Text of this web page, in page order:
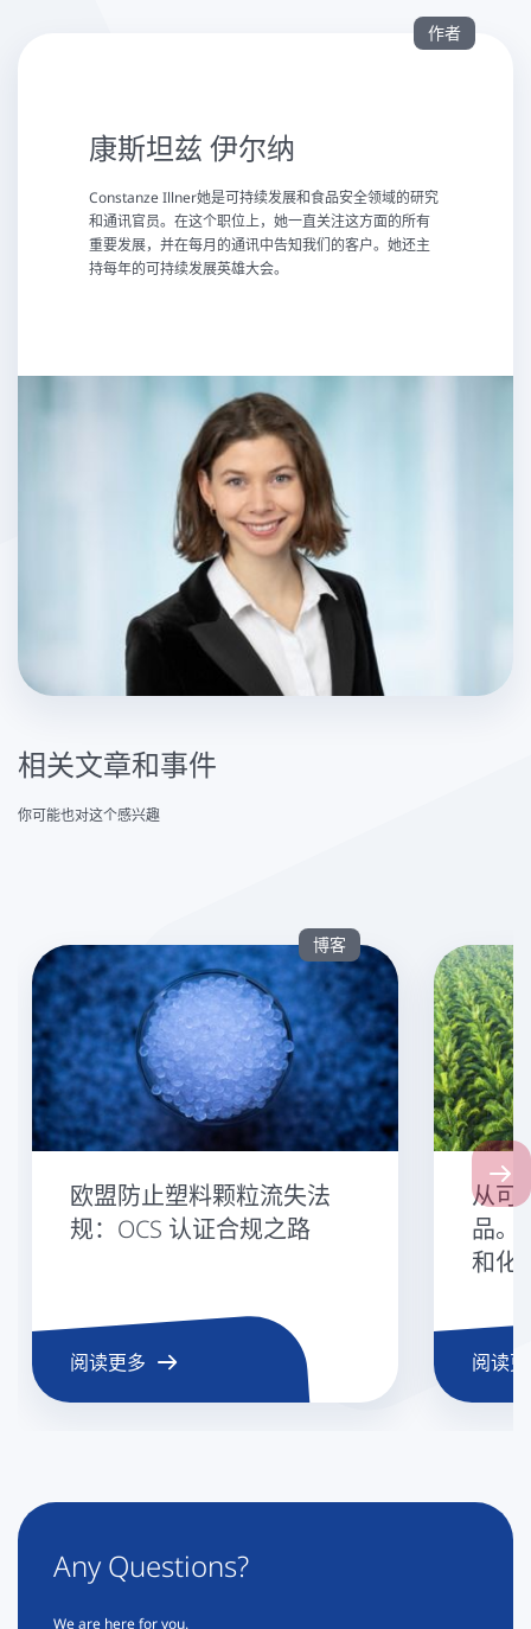
作者
康斯坦兹 伊尔纳
Constanze Illner她是可持续发展和食品安全领域的研究
和通讯官员。在这个职位上，她一直关注这方面的所有
重要发展，并在每月的通讯中告知我们的客户。她还主
持每年的可持续发展英雄大会。
相关文章和事件
你可能也对这个感兴趣
博客
欧盟防止塑料颗粒流失法
规：OCS 认证合规之路
阅读更多
从可
品。
和化
阅读
Any Questions?
We are here for you.